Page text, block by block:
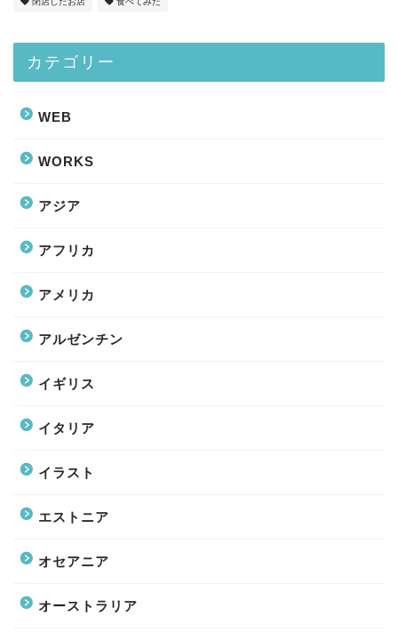
カテゴリー
WEB
WORKS
アジア
アフリカ
アメリカ
アルゼンチン
イギリス
イタリア
イラスト
エストニア
オセアニア
オーストラリア